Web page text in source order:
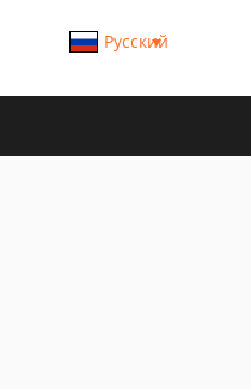
Русский